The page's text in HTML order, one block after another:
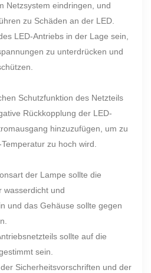
Netzsystem eindringen, und
zu Schäden an der LED.
LED-Antriebs in der Lage sein,
zu unterdrücken und
Schutzfunktion des Netzteils
Rückkopplung der LED-
hinzuzufügen, um zu
zu hoch wird.
der Lampe sollte die
wasserdicht und
und das Gehäuse sollte gegen
sollte auf die
sein.
Sicherheitsvorschriften und der